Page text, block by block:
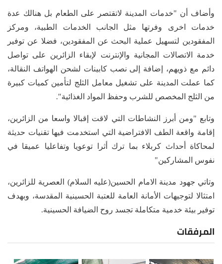
وأضاف أن "خدمات المدينة لاتقتصر على الطعام بل هنالك عدة
خدمات اخرى وفرتها مثل الجانب الخدمات الطبية، ومركز
المفقودين لتسهيل عملية البحث عن المفقودين، فضلا عن توفير
خدمة الاتصالات المجانية والإنترنت لإبقاء الزائرين على تواصل
دائم مع ذويهم، إضافة إلى نصب كابينات لشحن الهواتف النقالة،
كما عملت المدينة على تشغيل معامل الثلج لتأمين كميات كبيرة
من الثلج المخصص للشرب وحفظ المواد الغذائية".
وتابع "ومن أبرز النشاطات التي لاقت إقبالا واسعا من الزائرين،
إقامة واقعة الطف الافتراضية التي استخدمت فيها تقنيات حديثة
لمحاكاة أحداث كربلاء بما ترك أثرا توعويا وتفاعليا عميقا في
نفوس المشاركين"
وتاتي جهود مدينة الامام الحسين(عليه السلام) العصرية للزائرين،
امتثالا لتوجيهات الأمانة العامة للعتبة الحسينية المقدسة، وبهدف
توفير بيئة خدمية متكاملة تجسد روح الضيافة الحسينية.
المرفقات